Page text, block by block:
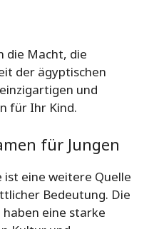
die Macht, die
der ägyptischen
und
für Ihr Kind.
für Jungen
eine weitere Quelle
Bedeutung. Die
eine starke